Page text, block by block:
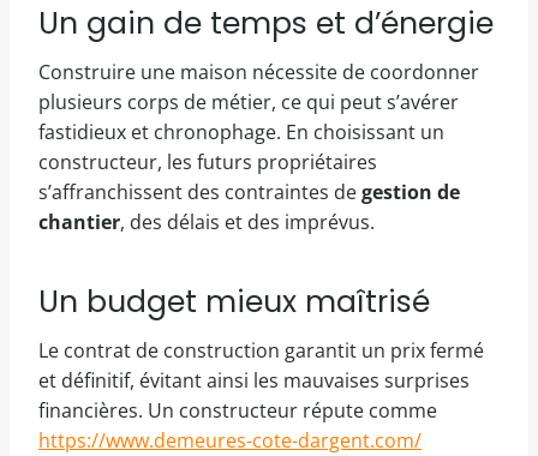
Un gain de temps et d’énergie
Construire une maison nécessite de coordonner
plusieurs corps de métier, ce qui peut s’avérer
fastidieux et chronophage. En choisissant un
constructeur, les futurs propriétaires
s’affranchissent des contraintes degestion de
chantier, des délais et des imprévus.
Un budget mieux maîtrisé
Le contrat de construction garantit un prix fermé
et définitif, évitant ainsi les mauvaises surprises
financières. Un constructeur répute comme
https://www.demeures-cote-dargent.com/